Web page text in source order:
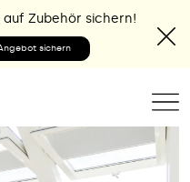
Zubehör sichern!
sichern